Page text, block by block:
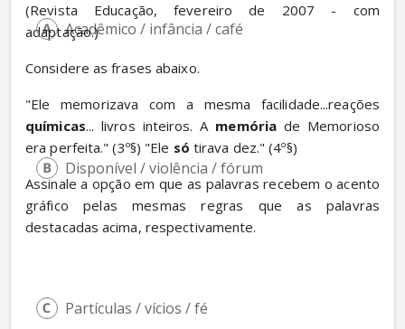
(Revista Educação, fevereiro de 2007 - com
adaptação.)
Considere as frases abaixo.
químicas... livros inteiros. A memória de Memorioso
era perfeita." (3º§) "Ele só tirava dez." (4º§)
Assinale a opção em que as palavras recebem o acento
gráfico pelas mesmas regras que as palavras
destacadas acima, respectivamente.
Acadêmico / infância / café
Disponível / violência / fórum
Partículas / vícios / fé